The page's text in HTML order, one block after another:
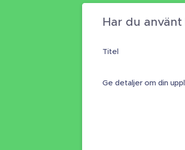
Har du
Titel
Ge detaljer om din